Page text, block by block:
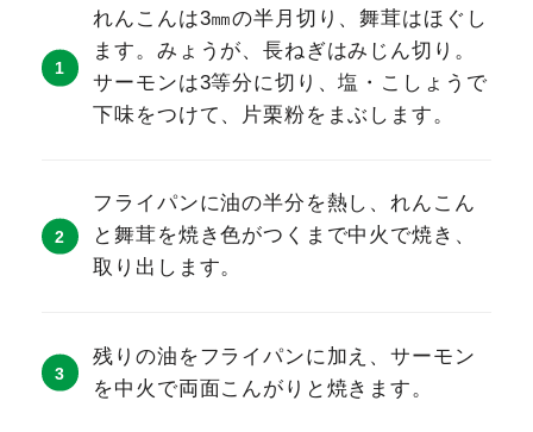
れんこんは3㎜の半月切り、舞茸はほぐし
ます。みょうが、長ねぎはみじん切り。
サーモンは3等分に切り、塩・こしょうで
下味をつけて、片栗粉をまぶします。
フライパンに油の半分を熱し、れんこん
と舞茸を焼き色がつくまで中火で焼き、
取り出します。
残りの油をフライパンに加え、サーモン
を中火で両面こんがりと焼きます。